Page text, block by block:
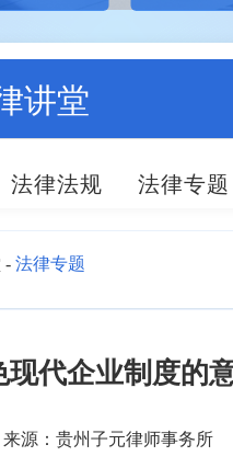
讲堂
法律法规 法律专题
- 法律专题
现代企业制度的
来源：贵州子元律师事务所